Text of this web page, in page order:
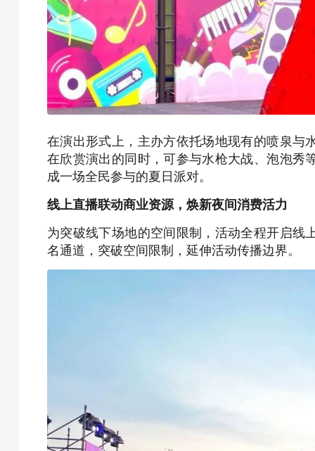
在演出形式上，主办方依托场地现有的喷泉与
在欣赏演出的同时，可参与水枪大战、泡泡秀
成一场全民参与的夏日派对。
线上直播联动商业资源，焕新夜间消费活力
为突破线下场地的空间限制，活动全程开启线
名通道，突破空间限制，延伸活动传播边界。